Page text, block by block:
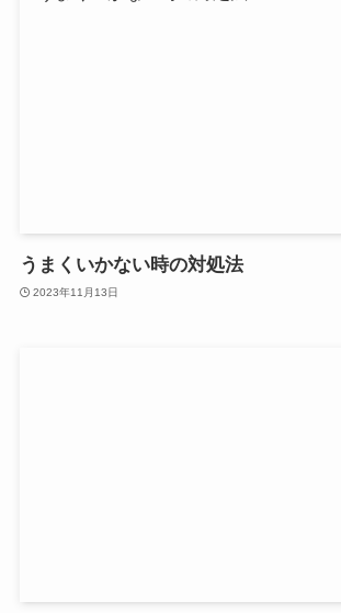
うまくいかない時の対処法
2023年11月13日